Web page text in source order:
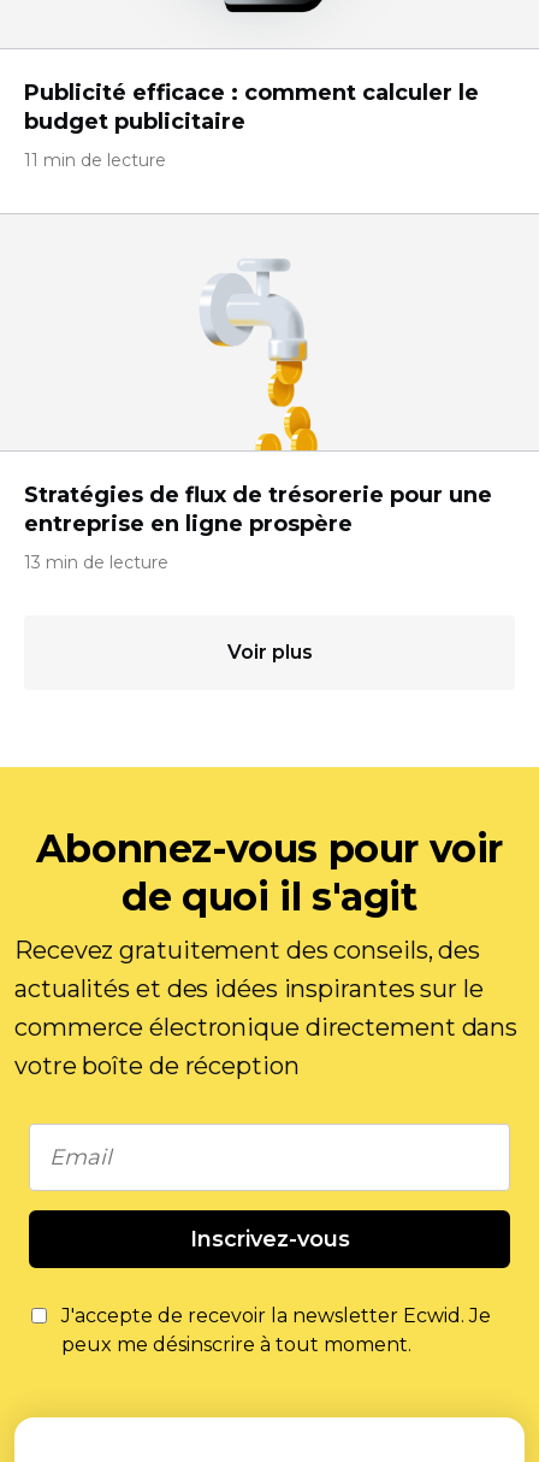
Publicité efficace : comment calculer le
budget publicitaire
11 min de lecture
Stratégies de flux de trésorerie pour une
entreprise en ligne prospère
13 min de lecture
Voir plus
Abonnez-vous pour voir
de quoi il s'agit
Recevez gratuitement des conseils, des
actualités et des idées inspirantes sur le
commerce électronique directement dans
votre boîte de réception
Inscrivez-vous
J'accepte de recevoir la newsletter Ecwid. Je
peux me désinscrire à tout moment.